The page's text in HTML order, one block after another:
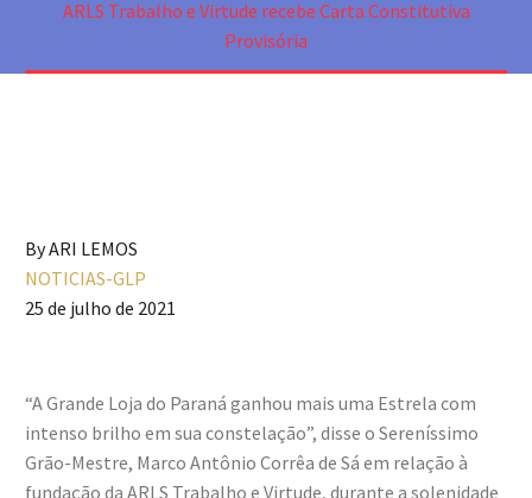
ARLS Trabalho e Virtude recebe Carta Constitutiva
Provisória
By ARI LEMOS
NOTICIAS-GLP
25 de julho de 2021
“A Grande Loja do Paraná ganhou mais uma Estrela com
intenso brilho em sua constelação”, disse o Sereníssimo
Grão-Mestre, Marco Antônio Corrêa de Sá em relação à
fundação da ARLS Trabalho e Virtude, durante a solenidade